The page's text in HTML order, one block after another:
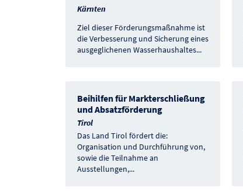
Kärnten
Ziel dieser Förderungsmaßnahme ist
die Verbesserung und Sicherung eines
ausgeglichenen Wasserhaushaltes...
Beihilfen für Markterschließung
und Absatzförderung
Tirol
Das Land Tirol fördert die:
Organisation und Durchführung von,
sowie die Teilnahme an
Ausstellungen,...